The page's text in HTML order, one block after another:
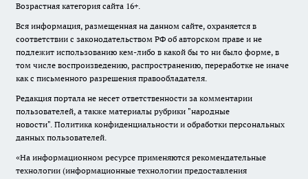
Возрастная категория сайта 16+.
Вся информация, размещенная на данном сайте, охраняется в
соответствии с законодательством РФ об авторском праве и не
подлежит использованию кем-либо в какой бы то ни было форме, в
том числе воспроизведению, распространению, переработке не иначе
как с письменного разрешения правообладателя.
Редакция портала не несет ответственности за комментарии
пользователей, а также материалы рубрики "народные
новости". Политика конфиденциальности и обработки персональных
данных пользователей.
«На информационном ресурсе применяются рекомендательные
технологии (информационные технологии предоставления